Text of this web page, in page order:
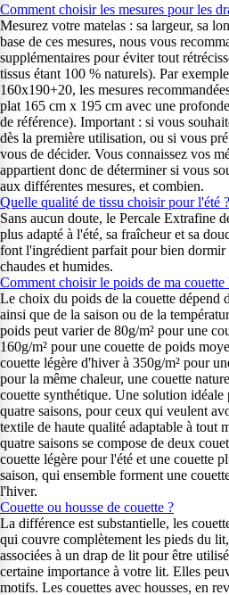
Comment choisir les mesures pour les
Mesurez votre matelas : sa largeur, sa
base de ces mesures, nous vous
supplémentaires pour éviter tout
tissus étant 100 % naturels). Par
160x190+20, les mesures
plat 165 cm x 195 cm avec une
de référence). Important : si vous
dès la première utilisation, ou si vous
vous de décider. Vous connaissez vos
appartient donc de déterminer si vous
aux différentes mesures, et combien.
Quelle qualité de tissu choisir pour l'été ?
Sans aucun doute, le Percale Extrafine
plus adapté à l'été, sa fraîcheur et sa
font l'ingrédient parfait pour bien dormir
chaudes et humides.
Comment choisir le poids de ma couette
Le choix du poids de la couette dépend
ainsi que de la saison ou de la
poids peut varier de 80g/m² pour une
160g/m² pour une couette de poids
couette légère d'hiver à 350g/m² pour
pour la même chaleur, une couette
couette synthétique. Une solution idéale
quatre saisons, pour ceux qui veulent
textile de haute qualité adaptable à tout
quatre saisons se compose de deux
couette légère pour l'été et une couette
saison, qui ensemble forment une
l'hiver.
Couette ou housse de couette ?
La différence est substantielle, les
qui couvre complètement les pieds du
associées à un drap de lit pour être
certaine importance à votre lit. Elles
motifs. Les couettes avec housses, en